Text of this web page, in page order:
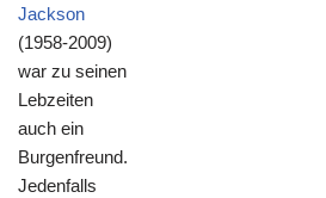
Jackson
(1958-2009)
war zu seinen
Lebzeiten
auch ein
Burgenfreund.
Jedenfalls